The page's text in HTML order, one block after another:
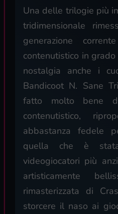
Una delle trilogie più
tridimensionale
generazione
contenutistico in
nostalgia anche i
Bandicoot N. Sane
fatto molto bene
contenutistico,
abbastanza fedele
quella che è
videogiocatori più
artisticamente
rimasterizzata di
storcere il naso ai